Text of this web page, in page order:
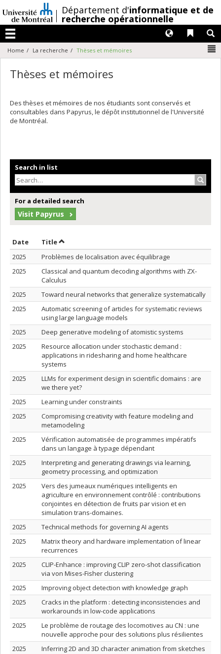
au
contenu
/Département d'informatique et de
recherche opérationnelle
Menu
Liens
Langues
Home La recherche Thèses et mémoires
Thèses et mémoires
Des thèses et mémoires de nos étudiants sont conservés et
consultables dans Papyrus, le dépôt institutionnel de l'Université
de Montréal.
Search in list
For a detailed search
Visit Papyrus
Date Sort by date in ascending order
TitleSort by title in ascending order
2025
Problèmes de localisation avec équilibrage
2025
Classical and quantum decoding algorithms with ZX-
Calculus
2025
Toward neural networks that generalize systematically
2025
Automatic screening of articles for systematic reviews
using large language models
2025
Deep generative modeling of atomistic systems
2025
Resource allocation under stochastic demand :
applications in ridesharing and home healthcare
systems
2025
LLMs for experiment design in scientific domains : are
we there yet?
2025
Learning under constraints
2025
Compromising creativity with feature modeling and
metamodeling
2025
Vérification automatisée de programmes impératifs
dans un langage à typage dépendant
2025
Interpreting and generating drawings via learning,
geometry processing, and optimization
2025
Vers des jumeaux numériques intelligents en
agriculture en environnement contrôlé : contributions
conjointes en détection de fruits par vision et en
simulation trans-domaines.
2025
Technical methods for governing AI agents
2025
Matrix theory and hardware implementation of linear
recurrences
2025
CLIP-Enhance : improving CLIP zero-shot classification
via von Mises-Fisher clustering
2025
Improving object detection with knowledge graph
2025
Cracks in the platform : detecting inconsistencies and
workarounds in low-code applications
2025
Le problème de routage des locomotives au CN : une
nouvelle approche pour des solutions plus résilientes
2025
Inferring 2D and 3D character animation from sketches